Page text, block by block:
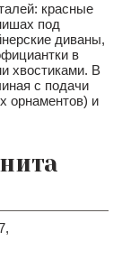
красные
под
диваны,
в
хвостиками. В
с подачи
орнаментов) и